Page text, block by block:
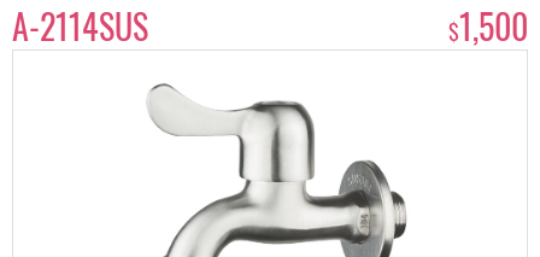
A-2114SUS $1,500